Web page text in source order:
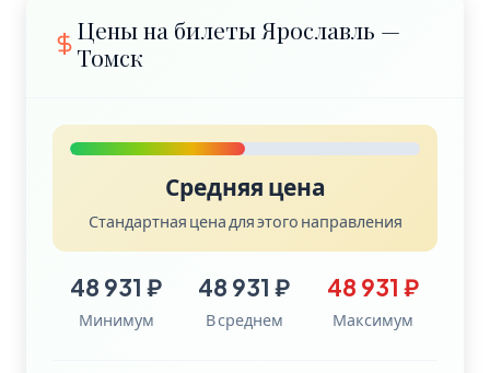
Цены на билеты Ярославль —
Томск
Средняя цена
Стандартная цена для этого направления
48 931 ₽
Минимум
48 931 ₽
В среднем
48 931 ₽
Максимум